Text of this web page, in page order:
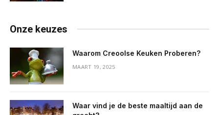
Onze keuzes
Waarom Creoolse Keuken Proberen?
MAART 19, 2025
Waar vind je de beste maaltijd aan de